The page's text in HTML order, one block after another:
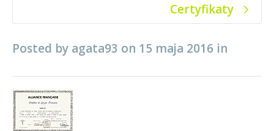
Certyfikaty
Posted by agata93 on 15 maja 2016 in